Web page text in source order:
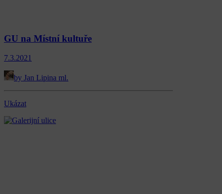
GU na Místní kultuře
7.3.2021
by Jan Lipina ml.
Ukázat